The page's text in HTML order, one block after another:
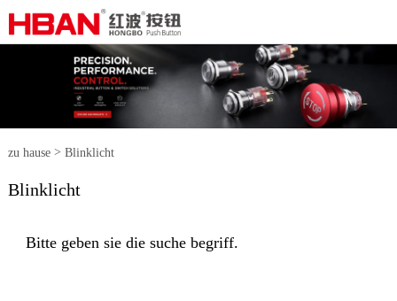
zu hause> Blinklicht
Blinklicht
Bitte geben sie die suche begriff.